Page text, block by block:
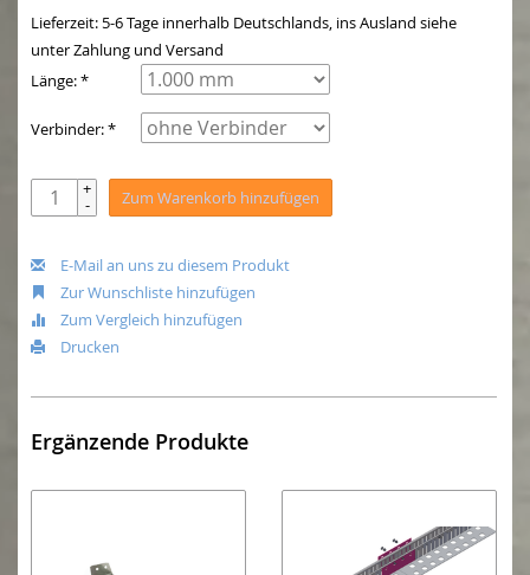
Lieferzeit: 5-6 Tage innerhalb Deutschlands, ins Ausland siehe
unter Zahlung und Versand
Länge: *
Verbinder: *
+
- Zum Warenkorb hinzufügen
E-Mail an uns zu diesem Produkt
Zur Wunschliste hinzufügen
Zum Vergleich hinzufügen
Drucken
Ergänzende Produkte